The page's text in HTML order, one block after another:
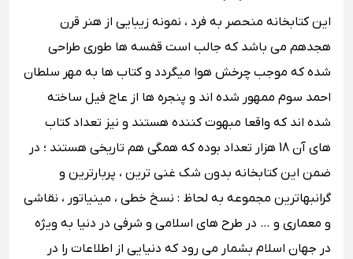
این کتابخانه منحصر به فرد ، نمونه زیبایی از هنر قرن
هجدهم می باشد که جالب است قفسه ها طوری طراحی
شده که موجب چرخش هوا میگردد و کتاب ها به مهر سلطان
احمد سوم ممهور شده اند و پنجره ها از عاج فیل ساخته
شده اند که واقعا مبهوت کننده هستند و نیز تعداد کتاب
های آن 18 هزار تعداد بوده که همگی هم تاریخی هستند ؛ در
ضمن این کتابخانه بدون شک غنی ترین ، پربارترین و
گرانبهاترین مجموعه به لحاظ : نسخ خطی ، مینیاتور ، نقاشی
و معماری و … در طرح های اسلامی و شرفی در دنیا به ویژه
در جهان اسلام بشمار می رود که دنیایی از اطلاعات را در